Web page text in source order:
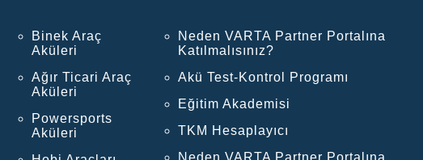
Binek Araç
Aküleri
Ağır Ticari Araç
Aküleri
Powersports
Aküleri
Neden VARTA Partner Portalına
Katılmalısınız?
Akü Test-Kontrol Programı
Eğitim Akademisi
TKM Hesaplayıcı